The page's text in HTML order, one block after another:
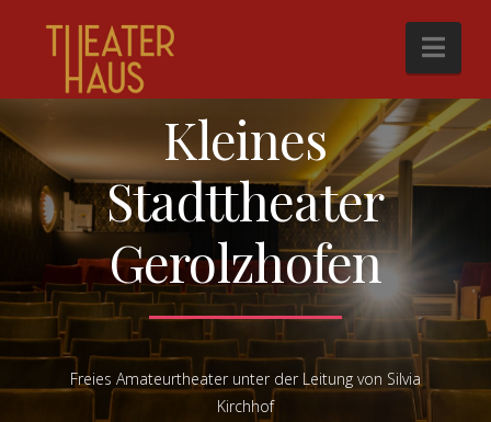
DER VEREIN FÜR KUNST UND KULTUR
Kleines
Stadttheater
Gerolzhofen
Freies Amateurtheater unter der Leitung von Silvia
Kirchhof